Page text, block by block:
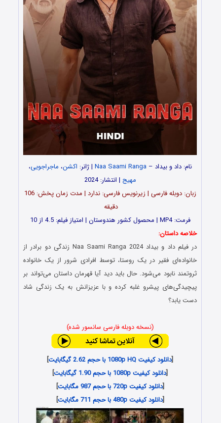
نام: داد و بیداد –Naa Saami Ranga | ژانر: اکشن، ماجراجویی،
مهیج | انتشار: 2024
زبان: دوبله فارسی | زیرنویس فارسی: ندارد | مدت زمان پخش: 106
دقیقه
فرمت: MP4 | محصول کشور هندوستان | امتیاز فیلم: 4.5 از 10
خلاصه داستان:
در فیلم داد و بیداد Naa Saami Ranga 2024 زندگی دو برادر از
خانواده‌ای فقیر در یک روستا، توسط افرادی شرور از یک خانواده
ثروتمند نابود می‌شود. حال باید دید آیا قهرمان داستان می‌تواند بر
پیچیدگی‌های پیشرو غلبه کرده و با عزیزانش به یک زندگی شاد
دست یابد؟
(نسخه دوبله فارسی سانسور شده)
[دانلود کیفیت 1080p HQ با حجم 2.62 گیگابایت
]
[دانلود کیفیت 1080p با حجم 1.90 گیگابایت
]
[دانلود کیفیت 720p با حجم 987 مگابایت
]
[دانلود کیفیت 480p با حجم 711 مگابایت ]